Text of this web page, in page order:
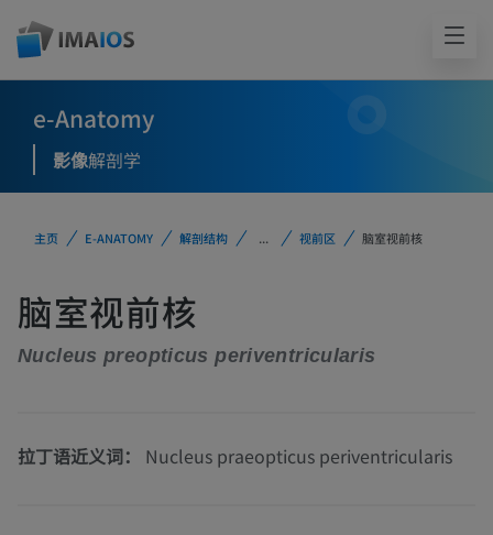
e-Anatomy
影像解剖学
主页 E-ANATOMY 解剖结构 ... 视前区 脑室视前核
脑室视前核
Nucleus preopticus periventricularis
拉丁语近义词： Nucleus praeopticus periventricularis